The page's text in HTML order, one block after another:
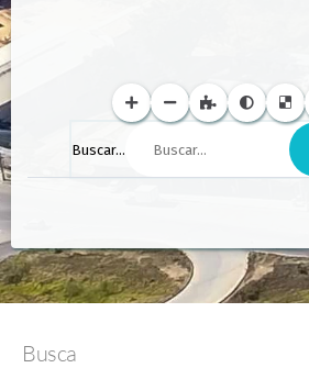
Buscar...
Busca